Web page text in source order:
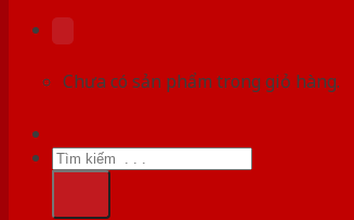
Chưa có sản phẩm trong giỏ hàng.
Tìm
kiếm: